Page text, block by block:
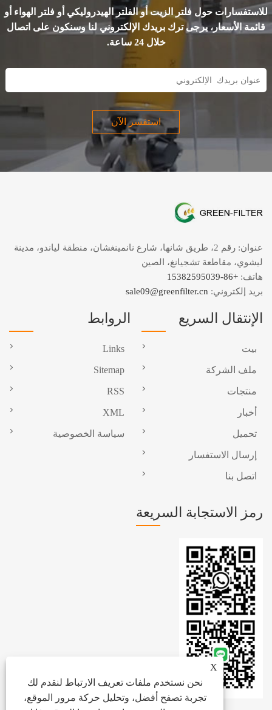
للاستفسارات حول فلتر الزيت أو الفلتر الهيدروليكي أو فلتر الهواء أو
قائمة الأسعار، يرجى ترك بريدك الإلكتروني لنا وسنكون على اتصال
خلال 24 ساعة.
استفسر الآن
X
نحن نستخدم ملفات تعريف الارتباط لنقدم لك
تجربة تصفح أفضل، وتحليل حركة مرور الموقع،
عنوان: رقم 2، طريق شانها، شارع نانمينغشان، منطقة لياندو، مدينة
ليشوي، مقاطعة تشجيانغ، الصين
هاتف: +86-15382595039
بريد إلكتروني: sale09@greenfilter.cn
الإنتقال السريع
بيت
ملف الشركة
منتجات
أخبار
تحميل
إرسال الاستفسار
اتصل بنا
الروابط
Links
Sitemap
RSS
XML
سياسة الخصوصية
رمز الاستجابة السريعة